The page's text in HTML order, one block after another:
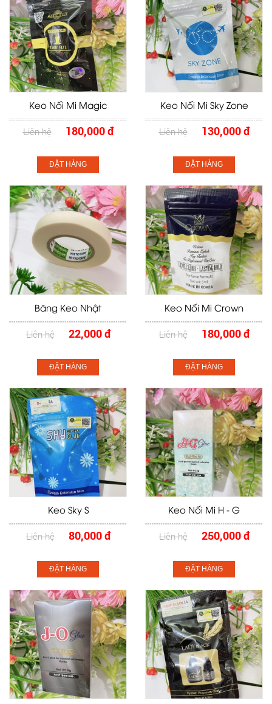
Keo Nối Mi Magic
Liên hệ 180,000 đ
ĐẶT HÀNG
Keo Nối Mi Sky Zone
Liên hệ 130,000 đ
ĐẶT HÀNG
Băng Keo Nhật
Liên hệ 22,000 đ
ĐẶT HÀNG
Keo Nối Mi Crown
Liên hệ 180,000 đ
ĐẶT HÀNG
Keo Sky S
Liên hệ 80,000 đ
ĐẶT HÀNG
Keo Nối Mi H - G
Liên hệ 250,000 đ
ĐẶT HÀNG